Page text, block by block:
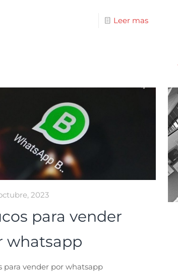
Leer mas
2023
para vender
whatsapp
para vender por whatsapp